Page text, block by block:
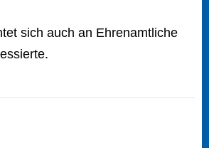
sich auch an Ehrenamtliche